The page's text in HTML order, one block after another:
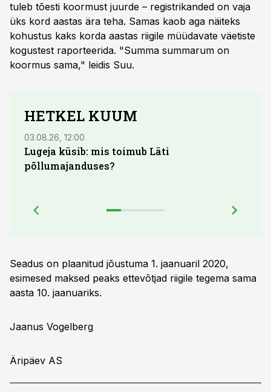
tuleb tõesti koormust juurde – registrikanded on vaja
üks kord aastas ära teha. Samas kaob aga näiteks
kohustus kaks korda aastas riigile müüdavate väetiste
kogustest raporteerida. "Summa summarum on
koormus sama," leidis Suu.
HETKEL KUUM
03.08.26, 12:00
Lugeja küsib: mis toimub Läti
põllumajanduses?
Seadus on plaanitud jõustuma 1. jaanuaril 2020,
esimesed maksed peaks ettevõtjad riigile tegema sama
aasta 10. jaanuariks.
Jaanus Vogelberg
Äripäev AS